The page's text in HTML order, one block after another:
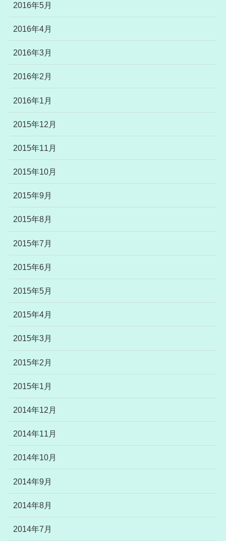
2016年5月
2016年4月
2016年3月
2016年2月
2016年1月
2015年12月
2015年11月
2015年10月
2015年9月
2015年8月
2015年7月
2015年6月
2015年5月
2015年4月
2015年3月
2015年2月
2015年1月
2014年12月
2014年11月
2014年10月
2014年9月
2014年8月
2014年7月